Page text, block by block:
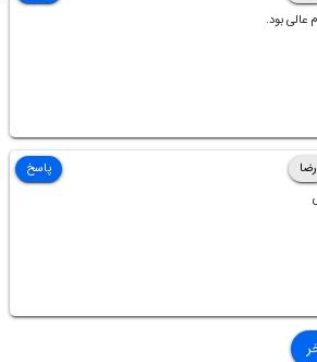
عالی بود.
رضا
پاسخ